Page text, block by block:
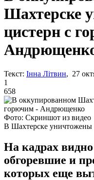
Шахтерске
цистерн с
Текст: Інна Літвин, 27
1
658
Фото: Скриншот из видео
В Шахтерске уничтожены
На кадрах
обгоревшие и
которых еще